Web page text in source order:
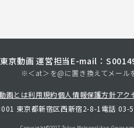
京動画 運営担当E-mail：
※＜at＞を@に置き換えてメール
画とは利用規約個人情報保護方針アク
東京都新宿区西新宿2-8-1 電話 03-